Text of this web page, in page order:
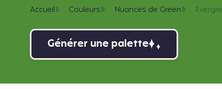
Accueil Couleurs Nuances de Green
Générer une palette